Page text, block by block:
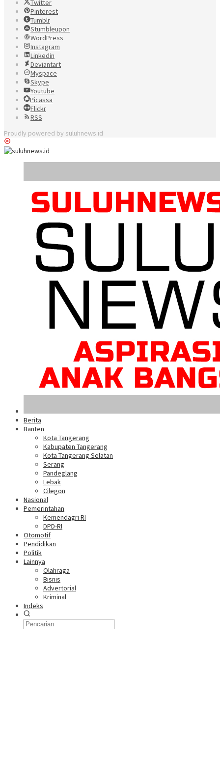
Twitter
Pinterest
Tumblr
Stumbleupon
WordPress
Instagram
Linkedin
Deviantart
Myspace
Skype
Youtube
Picassa
Flickr
RSS
Proudly powered by suluhnews.id
Berita
Banten
Kota Tangerang
Kabupaten Tangerang
Kota Tangerang Selatan
Serang
Pandeglang
Lebak
Cilegon
Nasional
Pemerintahan
Kemendagri RI
DPD-RI
Otomotif
Pendidikan
Politik
Lainnya
Olahraga
Bisnis
Advertorial
Kriminal
Indeks